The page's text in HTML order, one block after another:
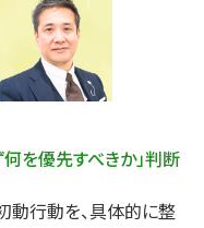
を優先すべきか」判断
動行動を、具体的に整